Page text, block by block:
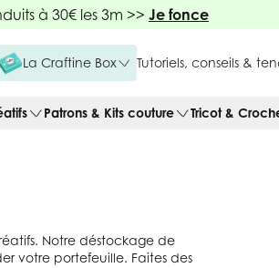
à 30€ les 3m >> Je fonce
La Craftine Box Tutoriels, conseils &
Patrons & Kits couture Tricot &
Notre déstockage de
votre portefeuille. Faites des